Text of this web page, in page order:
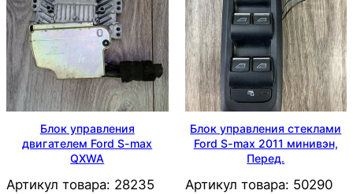
Блок управления
двигателем Ford S-max
QXWA
Артикул товара: 28235
Блок управления стеклами
Ford S-max 2011 минивэн,
Перед.
Артикул товара: 50290